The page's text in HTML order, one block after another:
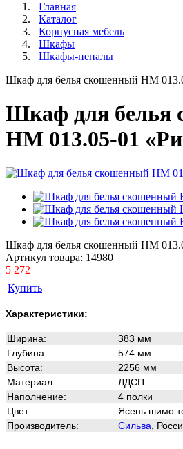
Главная
Каталог
Корпусная мебель
Шкафы
Шкафы-пеналы
Шкаф для белья скошенный НМ
Шкаф для белья
НМ 013.05-01
Шкаф для белья скошенный НМ
Артикул товара: 14980
5 272
Купить
Характеристики:
Ширина:
383 мм
Глубина:
574 мм
Высота:
2256 мм
Материал:
ЛДСП
Наполнение:
4 полки
Цвет:
Ясень шимо
Производитель:
Сильва ,